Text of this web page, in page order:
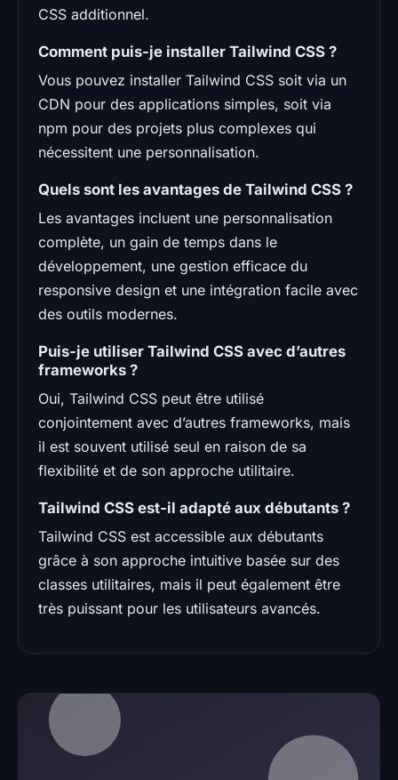
CSS additionnel.
Comment puis-je installer Tailwind CSS ?
Vous pouvez installer Tailwind CSS soit via un
CDN pour des applications simples, soit via
npm pour des projets plus complexes qui
nécessitent une personnalisation.
Quels sont les avantages de Tailwind CSS ?
Les avantages incluent une personnalisation
complète, un gain de temps dans le
développement, une gestion efficace du
responsive design et une intégration facile avec
des outils modernes.
Puis-je utiliser Tailwind CSS avec d’autres
frameworks ?
Oui, Tailwind CSS peut être utilisé
conjointement avec d’autres frameworks, mais
il est souvent utilisé seul en raison de sa
flexibilité et de son approche utilitaire.
Tailwind CSS est-il adapté aux débutants ?
Tailwind CSS est accessible aux débutants
grâce à son approche intuitive basée sur des
classes utilitaires, mais il peut également être
très puissant pour les utilisateurs avancés.